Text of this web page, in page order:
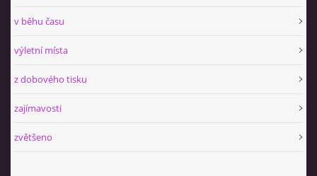
v běhu času
výletní místa
z dobového tisku
zajímavosti
zvětšeno